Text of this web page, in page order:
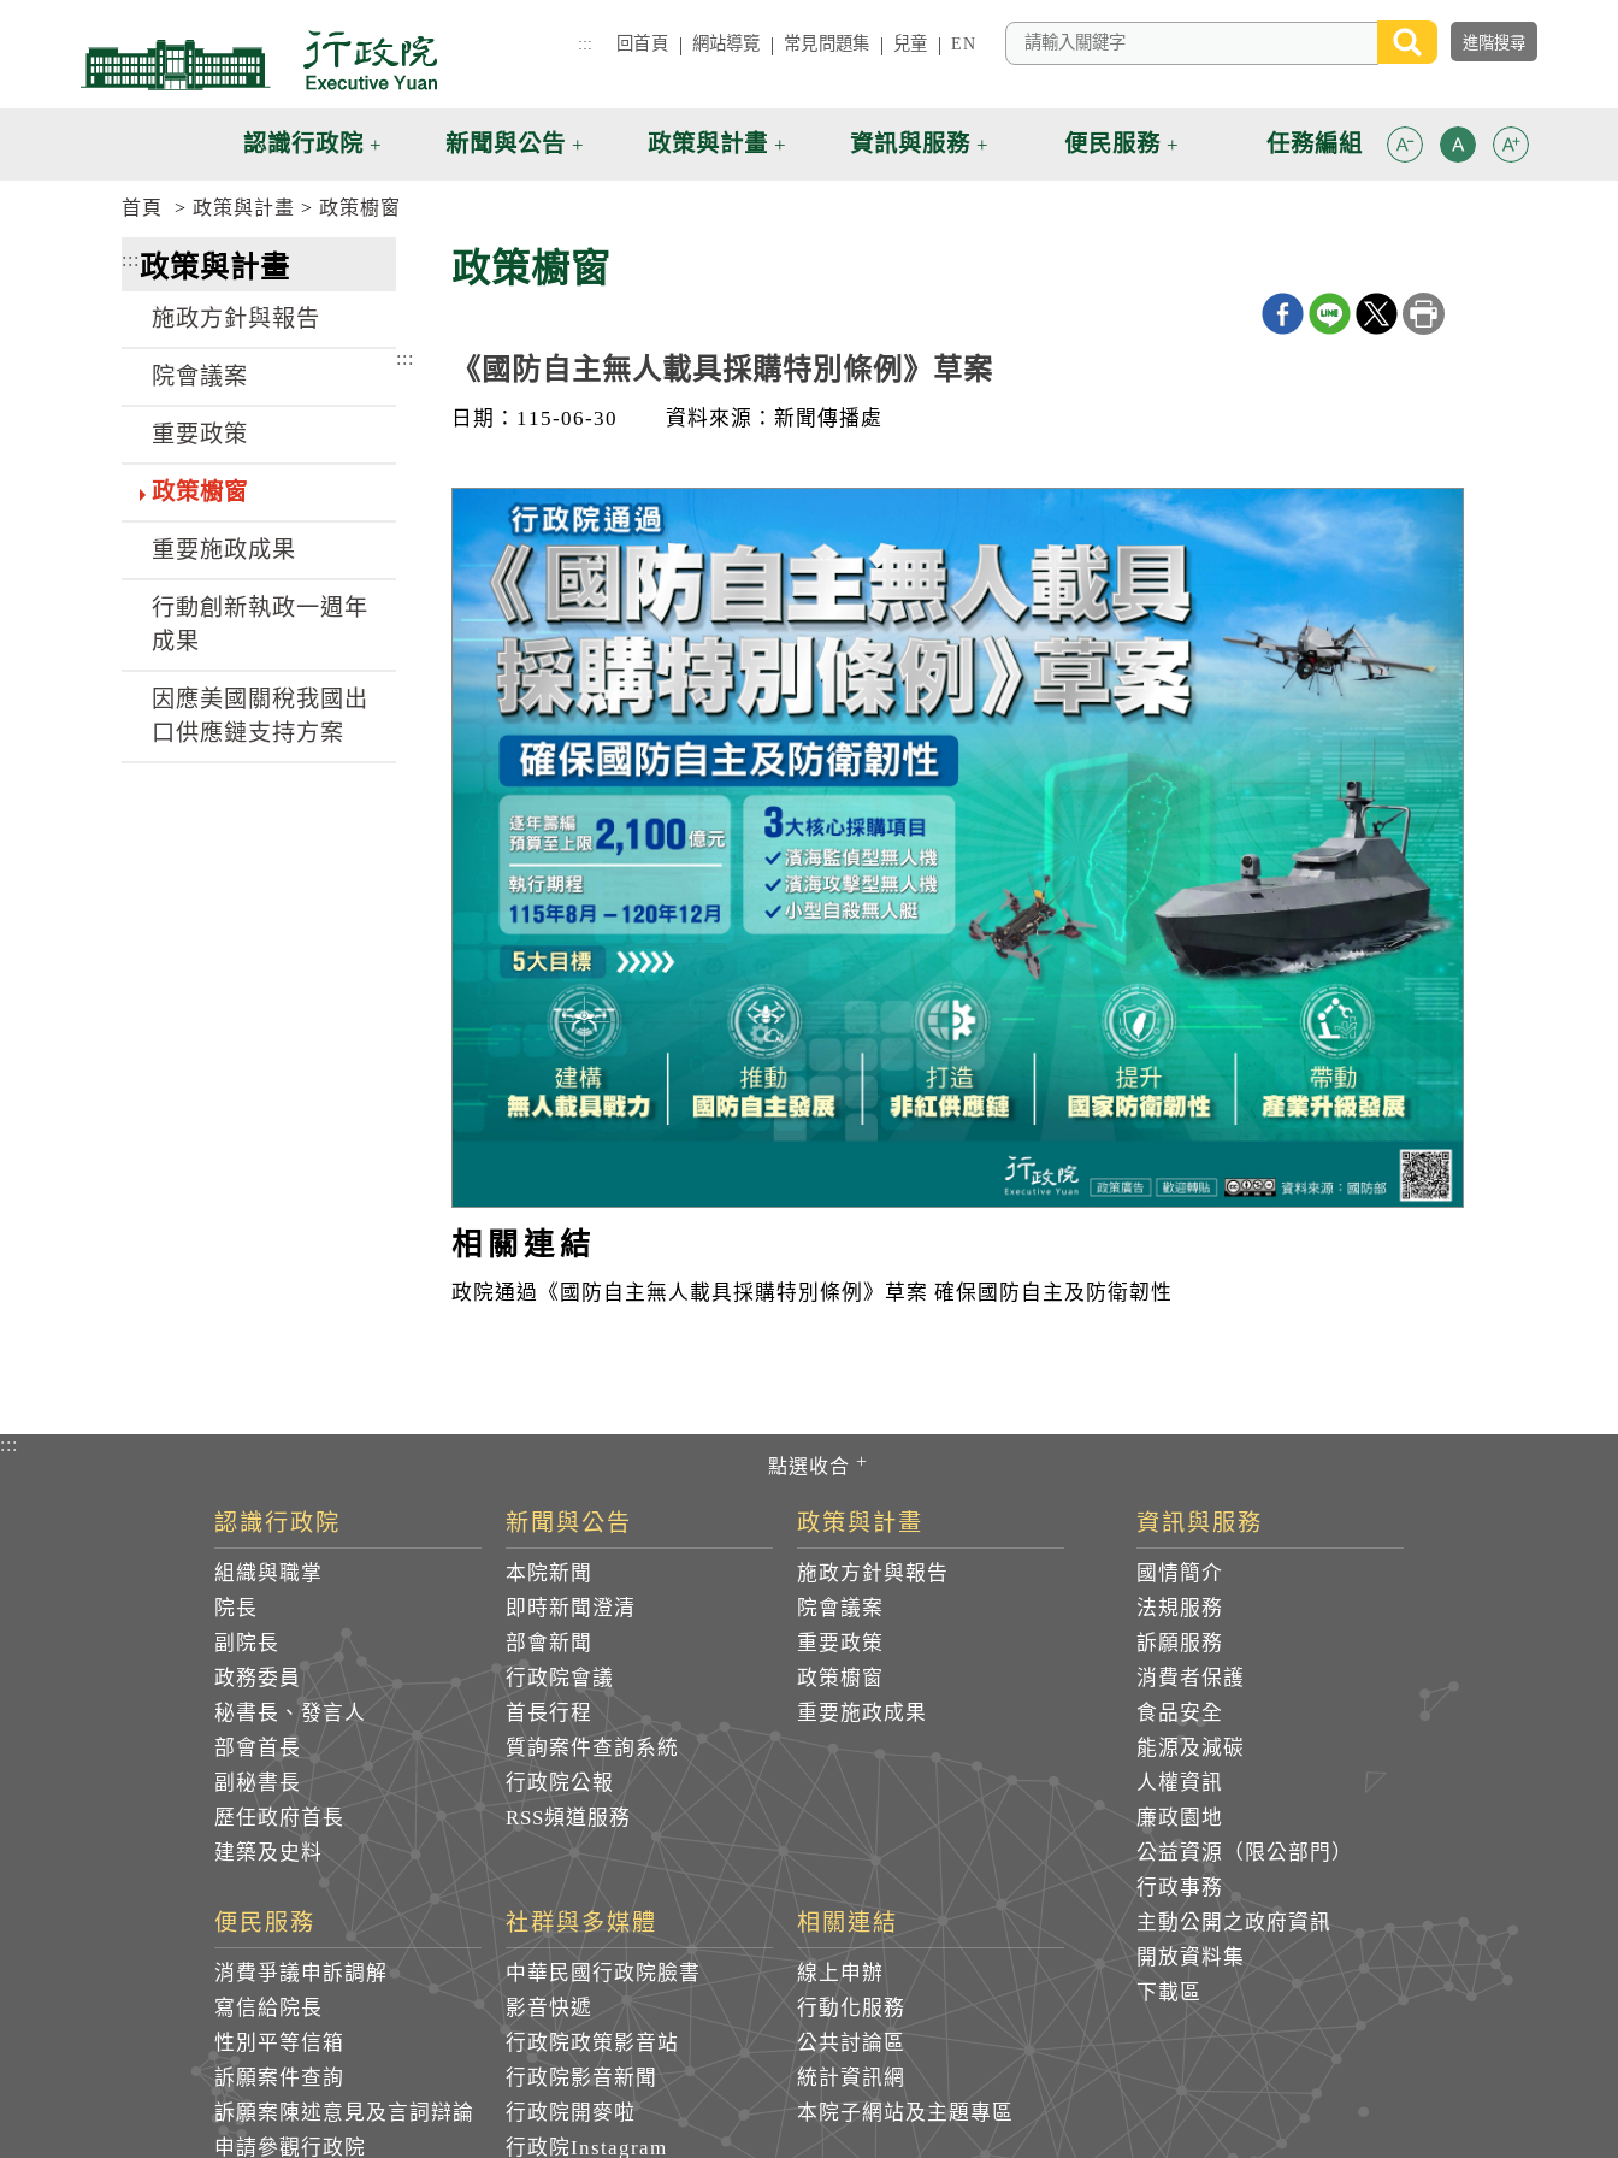
::: 回首頁 網站導覽 常見問題集 兒童 EN
認識行政院 新聞與公告 政策與計畫 資訊與服務 便民服務 任務編組
首頁 政策與計畫 政策櫥窗
:::政策與計畫
施政方針與報告
院會議案
重要政策
政策櫥窗
重要施政成果
行動創新執政一週年
成果
因應美國關稅我國出
口供應鏈支持方案
政策櫥窗
::: 《國防自主無人載具採購特別條例》草案
日期：115-06-30 資料來源：新聞傳播處
相關連結
政院通過《國防自主無人載具採購特別條例》草案 確保國防自主及防衛韌性
:::
認識行政院
組織與職掌
院長
副院長
政務委員
秘書長、發言人
部會首長
副秘書長
歷任政府首長
建築及史料
新聞與公告
本院新聞
即時新聞澄清
部會新聞
行政院會議
首長行程
質詢案件查詢系統
行政院公報
RSS頻道服務
政策與計畫
施政方針與報告
院會議案
重要政策
政策櫥窗
重要施政成果
資訊與服務
國情簡介
法規服務
訴願服務
消費者保護
食品安全
能源及減碳
人權資訊
廉政園地
公益資源（限公部門）
行政事務
主動公開之政府資訊
開放資料集
下載區
便民服務
消費爭議申訴調解
寫信給院長
性別平等信箱
訴願案件查詢
訴願案陳述意見及言詞辯論
申請參觀行政院
社群與多媒體
中華民國行政院臉書
影音快遞
行政院政策影音站
行政院影音新聞
行政院開麥啦
行政院Instagram
相關連結
線上申辦
行動化服務
公共討論區
統計資訊網
本院子網站及主題專區